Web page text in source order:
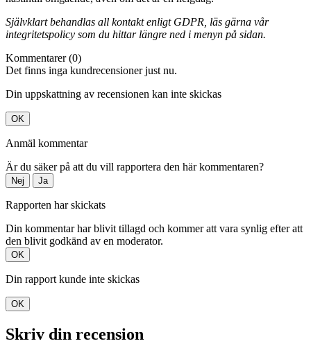
Självklart behandlas all kontakt enligt GDPR, läs gärna vår
integritetspolicy som du hittar längre ned i menyn på sidan.
Kommentarer (0)
Det finns inga kundrecensioner just nu.
Din uppskattning av recensionen kan inte skickas
OK
Anmäl kommentar
Är du säker på att du vill rapportera den här kommentaren?
Nej Ja
Rapporten har skickats
Din kommentar har blivit tillagd och kommer att vara synlig efter att
den blivit godkänd av en moderator.
OK
Din rapport kunde inte skickas
OK
Skriv din recension